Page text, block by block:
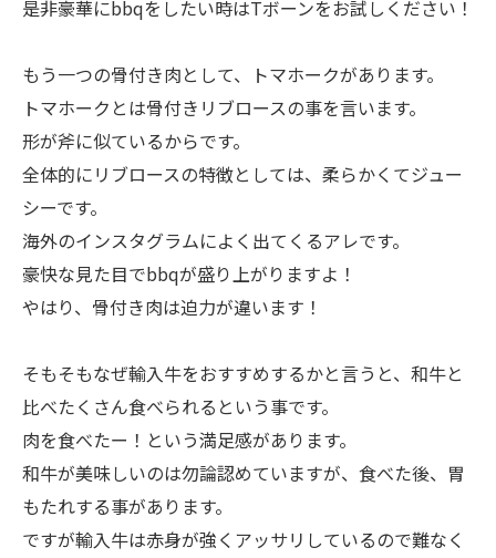
是非豪華にbbqをしたい時はTボーンをお試しください！
もう一つの骨付き肉として、トマホークがあります。
トマホークとは骨付きリブロースの事を言います。
形が斧に似ているからです。
全体的にリブロースの特徴としては、柔らかくてジュー
シーです。
海外のインスタグラムによく出てくるアレです。
豪快な見た目でbbqが盛り上がりますよ！
やはり、骨付き肉は迫力が違います！
そもそもなぜ輸入牛をおすすめするかと言うと、和牛と
比べたくさん食べられるという事です。
肉を食べたー！という満足感があります。
和牛が美味しいのは勿論認めていますが、食べた後、胃
もたれする事があります。
ですが輸入牛は赤身が強くアッサリしているので難なく